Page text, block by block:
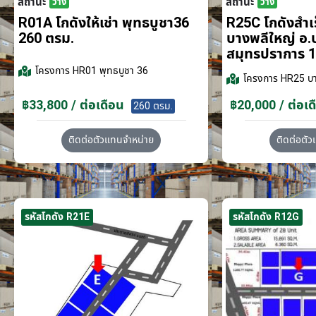
R01A โกดังให้เช่า พุทธบูชา36
260 ตรม.
โครงการHR01 พุทธบูชา 36
฿33,800 / ต่อเดือน 260 ตรม.
ติดต่อตัวแทนจำหน่าย
R25C โกดังสำ
บางพลีใหญ่ อ.
สมุทรปราการ
โครงการHR25
฿20,000 / ต่อเ
ติดต่อตัว
รหัสโกดัง R21E รหัสโกดัง R12G